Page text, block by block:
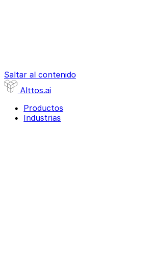
Saltar al contenido
Alttos.ai
Productos
Industrias